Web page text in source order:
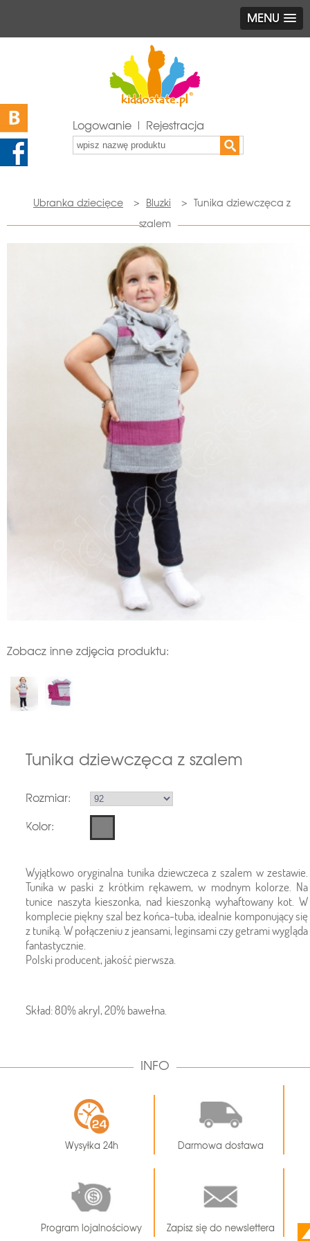
MENU
Logowanie | Rejestracja
Ubranka dziecięce > Bluzki >
Tunika dziewczęca z
szalem
Zobacz inne zdjęcia produktu:
Tunika dziewczęca z szalem
Rozmiar:
Kolor:
Wyjątkowo oryginalna tunika dziewczeca z szalem w zestawie.
Tunika w paski z krótkim rękawem, w modnym kolorze. Na
tunice naszyta kieszonka, nad kieszonką wyhaftowany kot. W
komplecie piękny szal bez końca-tuba, idealnie komponujący się
z tuniką. W połączeniu z jeansami, leginsami czy getrami wygląda
fantastycznie.
Polski producent, jakość pierwsza.
Skład: 80% akryl, 20% bawełna.
INFO
Wysyłka 24h Darmowa dostawa
Program lojalnościowy Zapisz się do newslettera